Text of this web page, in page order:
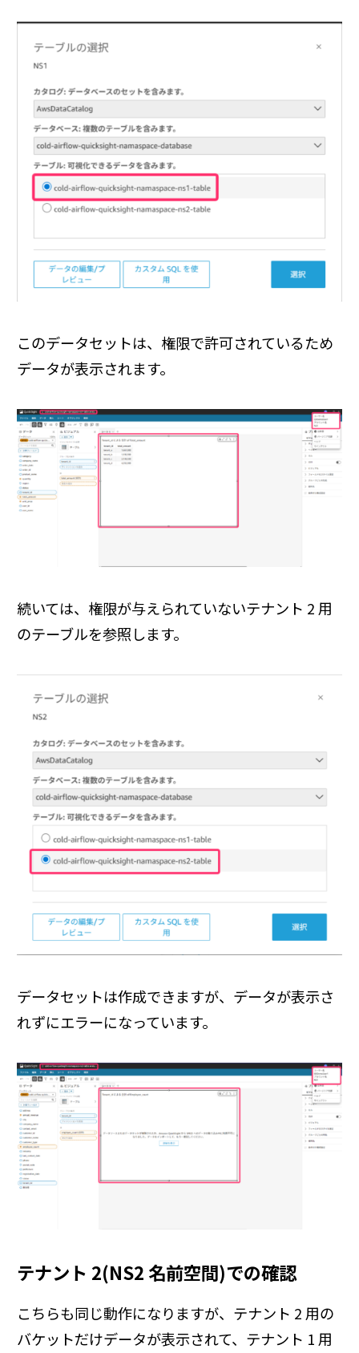
このデータセットは、権限で許可されているため
データが表示されます。
続いては、権限が与えられていないテナント 2 用
のテーブルを参照します。
データセットは作成できますが、データが表示さ
れずにエラーになっています。
テナント 2(NS2 名前空間)での確認
こちらも同じ動作になりますが、テナント 2 用の
バケットだけデータが表示されて、テナント 1 用